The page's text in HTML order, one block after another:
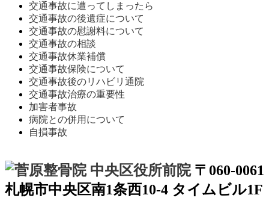
交通事故に遭ってしまったら
交通事故の後遺症について
交通事故の慰謝料について
交通事故の相談
交通事故休業補償
交通事故保険について
交通事故後のリハビリ通院
交通事故治療の重要性
加害者事故
病院との併用について
自損事故
〒060-0061
札幌市中央区南1条西10-4 タイムビル1F